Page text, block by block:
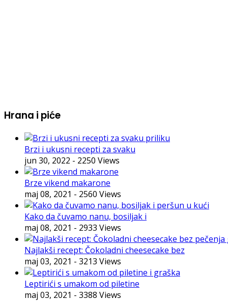
Hrana i piće
Brzi i ukusni recepti za svaku
jun 30, 2022 - 2250 Views
Brze vikend makarone
maj 08, 2021 - 2560 Views
Kako da čuvamo nanu, bosiljak i
maj 08, 2021 - 2933 Views
Najlakši recept: Čokoladni cheesecake bez
maj 03, 2021 - 3213 Views
Leptirići s umakom od piletine
maj 03, 2021 - 3388 Views